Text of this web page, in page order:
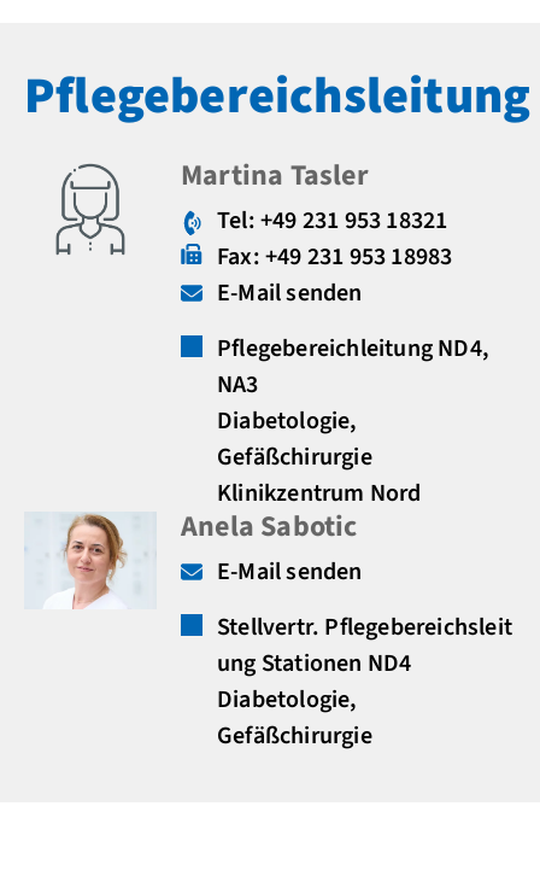
Pflegebereichsleitung
Martina Tasler
Tel: +49 231 953 18321
Fax: +49 231 953 18983
E-Mail senden
Pflegebereichleitung ND4,
NA3
Diabetologie,
Gefäßchirurgie
Klinikzentrum Nord
Anela Sabotic
E-Mail senden
Stellvertr. Pflegebereichsleit
ung Stationen ND4
Diabetologie,
Gefäßchirurgie